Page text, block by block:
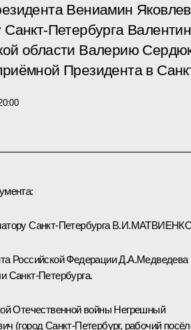
Вениамин
Санкт-Петербурга
области Валерию
Президента в
Санкт-Петербурга
Российской Федерации Д.А.Медведева
Санкт-Петербурга.
Отечественной войны Негрешный
(город Санкт-Петербург, рабочий